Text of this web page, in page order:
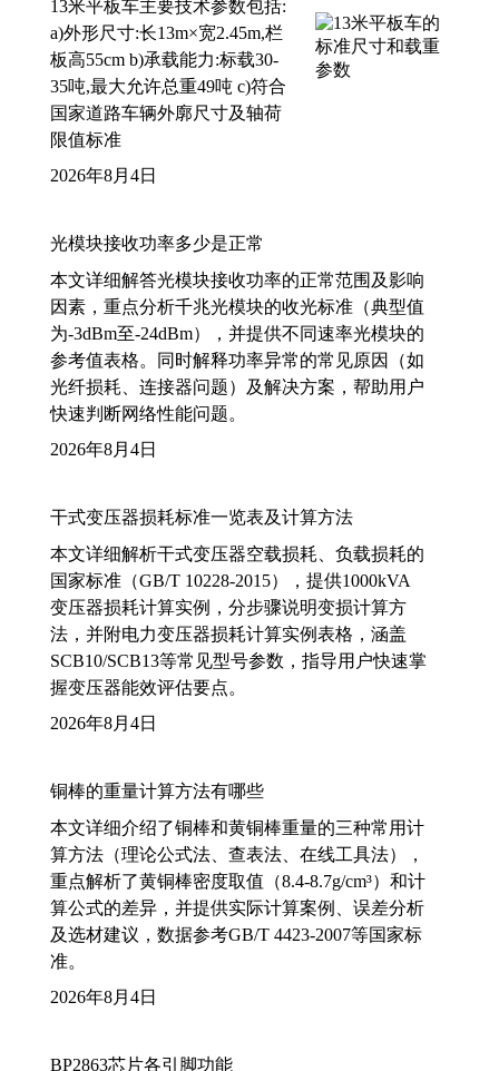
13米平板车主要技术参数包括:
a)外形尺寸:长13m×宽2.45m,栏
板高55cm b)承载能力:标载30-
35吨,最大允许总重49吨 c)符合
国家道路车辆外廓尺寸及轴荷
限值标准
2026年8月4日
光模块接收功率多少是正常
本文详细解答光模块接收功率的正常范围及影响
因素，重点分析千兆光模块的收光标准（典型值
为-3dBm至-24dBm），并提供不同速率光模块的
参考值表格。同时解释功率异常的常见原因（如
光纤损耗、连接器问题）及解决方案，帮助用户
快速判断网络性能问题。
2026年8月4日
干式变压器损耗标准一览表及计算方法
本文详细解析干式变压器空载损耗、负载损耗的
国家标准（GB/T 10228-2015），提供1000kVA
变压器损耗计算实例，分步骤说明变损计算方
法，并附电力变压器损耗计算实例表格，涵盖
SCB10/SCB13等常见型号参数，指导用户快速掌
握变压器能效评估要点。
2026年8月4日
铜棒的重量计算方法有哪些
本文详细介绍了铜棒和黄铜棒重量的三种常用计
算方法（理论公式法、查表法、在线工具法），
重点解析了黄铜棒密度取值（8.4-8.7g/cm³）和计
算公式的差异，并提供实际计算案例、误差分析
及选材建议，数据参考GB/T 4423-2007等国家标
准。
2026年8月4日
BP2863芯片各引脚功能